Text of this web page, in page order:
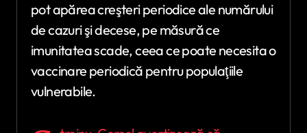
pot apărea creşteri periodice ale numărului
de cazuri şi decese, pe măsură ce
imunitatea scade, ceea ce poate necesita o
vaccinare periodică pentru populaţiile
vulnerabile.